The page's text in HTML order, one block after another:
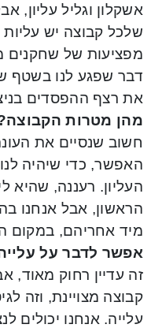
אשקלון וגליל עליון,
שלכל קבוצה יש עליות
מפציעות של שחקנים
דבר שפגע לנו בשטף
את רצף ההפסדים
מהן מטרות
חשוב שנסיים את
האפשר, כדי שיהיה
העליון. רעננה, שהיא
הראשון, אבל אנחנו
מיד אחריהם, במקום
אפשר לדבר על
זה עדיין רחוק מאוד,
קבוצה מצויינת, וזה
עלייה. אנחנו יכולים